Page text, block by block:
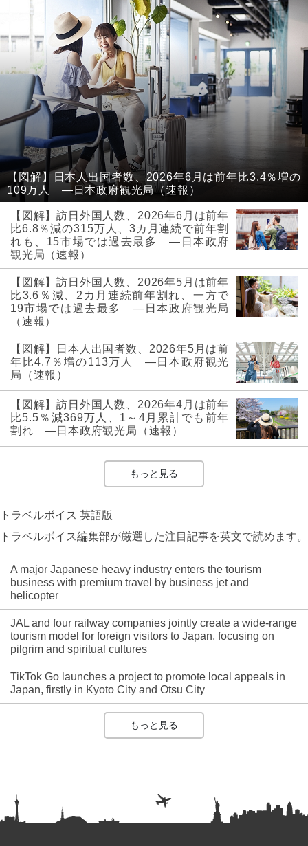
【図解】日本人出国者数、2026年6月は前年比3.4％増の
109万人 ―日本政府観光局（速報）
【図解】訪日外国人数、2026年6月は前年
比6.8％減の315万人、3カ月連続で前年割
れも、15市場では過去最多 ―日本政府
観光局（速報）
【図解】訪日外国人数、2026年5月は前年
比3.6％減、2カ月連続前年割れ、一方で
19市場では過去最多 ―日本政府観光局
（速報）
【図解】日本人出国者数、2026年5月は前
年比4.7％増の113万人 ―日本政府観光
局（速報）
【図解】訪日外国人数、2026年4月は前年
比5.5％減369万人、1～4月累計でも前年
割れ ―日本政府観光局（速報）
もっと見る
トラベルボイス 英語版
トラベルボイス編集部が厳選した注目記事を英文で読めます。
A major Japanese heavy industry enters the tourism
business with premium travel by business jet and
helicopter
JAL and four railway companies jointly create a wide-range
tourism model for foreign visitors to Japan, focusing on
pilgrim and spiritual cultures
TikTok Go launches a project to promote local appeals in
Japan, firstly in Kyoto City and Otsu City
もっと見る